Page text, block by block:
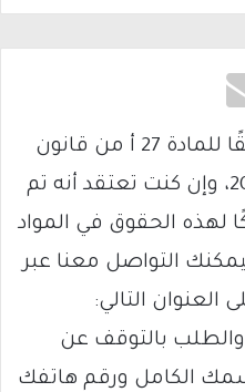
يتم الاستخدام المواد وفقًا للمادة 27 أ من قانون
حقوق التأليف والنشر 2007، وإن كنت تعتقد أنه تم
لهذه الحقوق في المواد
التواصل معنا عبر
العنوان التالي:
bldtna3@gmail.com والطلب بالتوقف عن
الكامل ورقم هاتفك